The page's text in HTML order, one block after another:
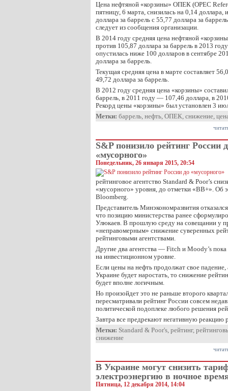
Цена нефтяной «корзины» ОПЕК (OPEC
пятницу, 6 марта, снизилась на 0,14
доллара за баррель с 55,77 доллара за
следует из сообщения организации.
В 2014 году средняя цена нефтяной
против 105,87 доллара за баррель в 2013
опустилась ниже 100 долларов в сентябре
доллара за баррель.
Текущая средняя цена в марте составляет
49,72 доллара за баррель.
В 2012 году средняя цена «корзины»
баррель, в 2011 году — 107,46 доллара, в
Рекорд цены «корзины» был установлен 3
Метки: баррель, нефть, ОПЕК, снижение,
S&P понизило рейтинг России
«мусорного»
Понедельник, 26 января 2015, 20:54
рейтинговое агентство Standard & Poor’s
«мусорного» уровня, до отметки «BB+». Об
Bloomberg.
Представитель Минэкономразвития
что позицию министерства ранее
Улюкаев. В прошлую среду на совещании у
«неправомерным» снижение суверенных
рейтинговыми агентствами.
Другие два агентства — Fitch и Moody’s
на инвестиционном уровне.
Если цены на нефть продолжат свое падение,
Украине будет наростать, то снижение
будет вполне логичным.
Но произойдет это не раньше второго
пересматривали рейтинг России совсем
политической подоплеке любого решения
Завтра все предрекают негативную реакцию
Метки: Standard & Poor's, рейтинг,
снижение
В Украине могут снизить
электроэнергию в ночное
Пятница, 12 декабря 2014, 14:04